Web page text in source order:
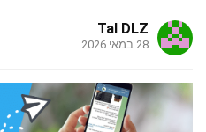
Tal DLZ
28 במאי 2026